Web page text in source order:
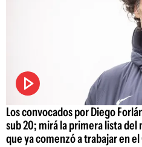
Los convocados por Diego
sub 20; mirá la primera lista
que ya comenzó a trabajar en el